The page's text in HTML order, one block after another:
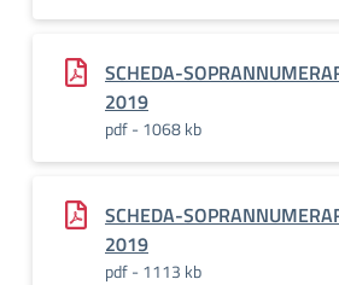
SCHEDA-
2019
pdf - 1068 kb
SCHEDA-
2019
pdf - 1113 kb